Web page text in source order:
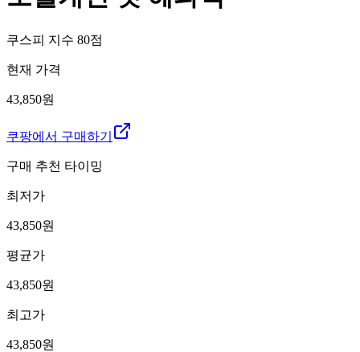
쿠스피 지수 80점
현재 가격
43,850원
쿠팡에서 구매하기
구매 추천 타이밍
최저가
43,850원
평균가
43,850원
최고가
43,850원